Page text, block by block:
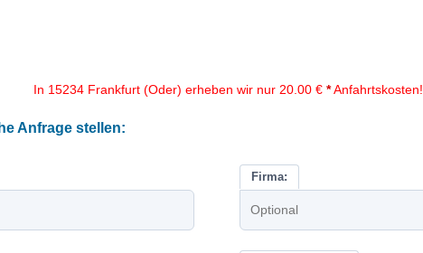
In 15234 Frankfurt (Oder) erheben wir nur 20.00 € *Anfahrtskosten!
Anfrage stellen:
Firma: